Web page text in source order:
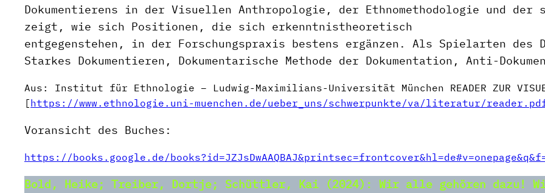
Dokumentierens in der Visuellen Anthropologie, der Ethnomethodologie und der
zeigt, wie sich Positionen, die sich erkenntnistheoretisch
entgegenstehen, in der Forschungspraxis bestens ergänzen. Als Spielarten des
Starkes Dokumentieren, Dokumentarische Methode der Dokumentation, Anti-
Aus: Institut für Ethnologie – Ludwig-Maximilians-Universität München READER ZUR
[https://www.ethnologie.uni-muenchen.de/ueber_uns/schwerpunkte/va/literatur/
Voransicht des Buches:
https://books.google.de/
Bold, Heike; Treiber, Dortje; Schüttler, Kai (2024): Wir alle gehören dazu!